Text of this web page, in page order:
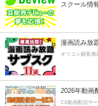
スクール情
漫画読み放
オリコン顧客満
2026年動画
CS動画配信サ